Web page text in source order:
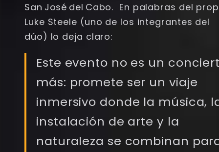
San José del Cabo. En palabras del
Luke Steele (uno de los integrantes del
dúo) lo deja claro:
Este evento no es un
más: promete ser un viaje
inmersivo donde la música,
instalación de arte y la
naturaleza se combinan